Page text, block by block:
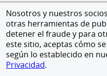
Nosotros y nuestros
otras herramientas de
detener el fraude y para
este sitio, aceptas cómo
según lo establecido en
Privacidad.